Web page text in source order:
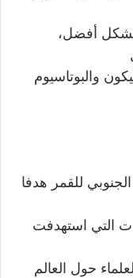
أفضل،
والبوتاسيوم
للقمر هدفا
التي استهدفت
حول العالم